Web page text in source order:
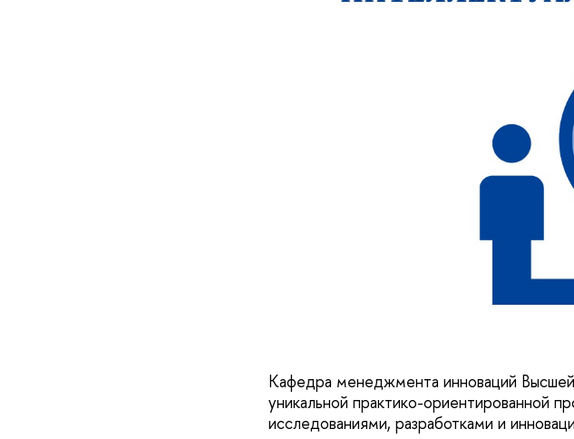
Кафедра менеджмента инноваций
уникальной практико-ориентированной
исследованиями, разработками и